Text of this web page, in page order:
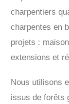
charpentiers
charpentes en
projets :
extensions et
Nous utilisons
issus de forêts